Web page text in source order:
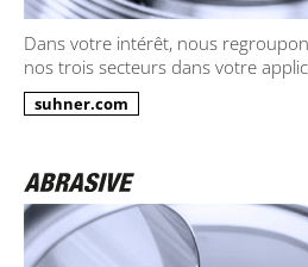
Dans votre intérêt, nous
nos trois secteurs dans votre
suhner.com